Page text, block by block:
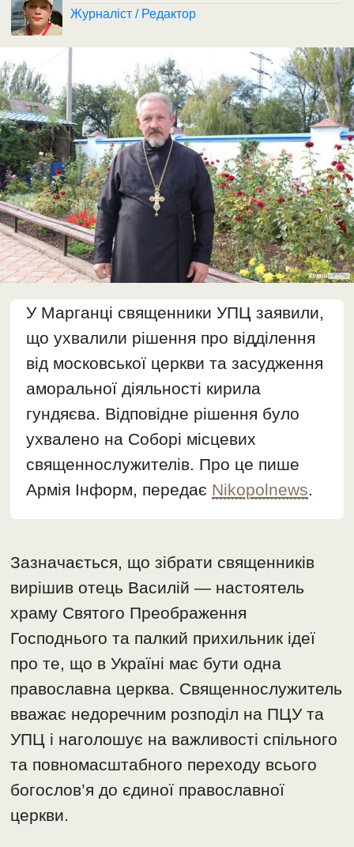
Журналіст / Редактор
У Марганці священники УПЦ заявили,
що ухвалили рішення про відділення
від московської церкви та засудження
аморальної діяльності кирила
гундяєва. Відповідне рішення було
ухвалено на Соборі місцевих
священнослужителів. Про це пише
Армія Інформ, передає Nikopolnews.
Зазначається, що зібрати священників
вирішив отець Василій — настоятель
храму Святого Преображення
Господнього та палкий прихильник ідеї
про те, що в Україні має бути одна
православна церква. Священнослужитель
вважає недоречним розподіл на ПЦУ та
УПЦ і наголошує на важливості спільного
та повномасштабного переходу всього
богослов’я до єдиної православної
церкви.